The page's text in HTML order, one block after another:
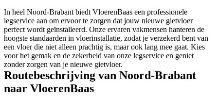
In heel Noord-Brabant biedt VloerenBaas een professionele
legservice aan om ervoor te zorgen dat jouw nieuwe gietvloer
perfect wordt geïnstalleerd. Onze ervaren vakmensen hanteren de
hoogste standaarden in vloerinstallatie, zodat je verzekerd bent van
een vloer die niet alleen prachtig is, maar ook lang mee gaat. Kies
voor het gemak en de zekerheid van onze legservice en geniet
zonder zorgen van je nieuwe gietvloer.
Routebeschrijving van Noord-Brabant
naar VloerenBaas